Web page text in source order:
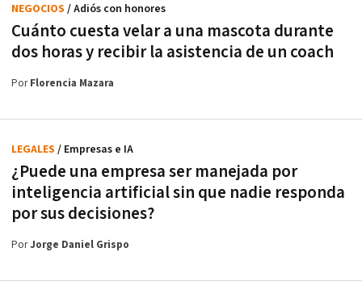
Cuánto cuesta velar a una mascota durante
dos horas y recibir la asistencia de un coach
NEGOCIOS / Adiós con honores
PorFlorencia Mazara
¿Puede una empresa ser manejada por
inteligencia artificial sin que nadie responda
por sus decisiones?
LEGALES / Empresas e IA
PorJorge Daniel Grispo